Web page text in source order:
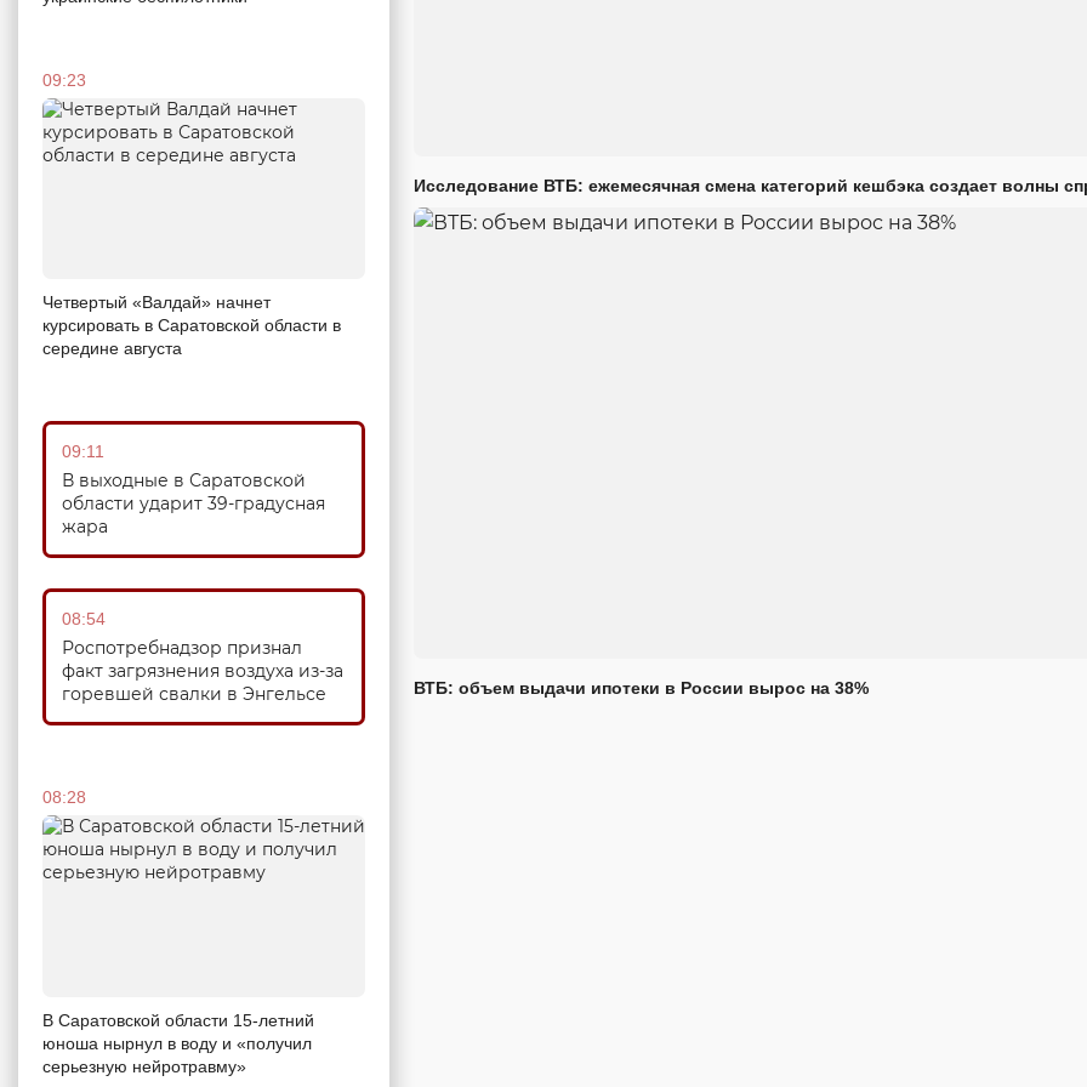
09:23
Четвертый «Валдай» начнет
курсировать в Саратовской области в
середине августа
09:11
В выходные в Саратовской
области ударит 39-градусная
жара
08:54
Роспотребнадзор признал
факт загрязнения воздуха из-за
горевшей свалки в Энгельсе
08:28
В Саратовской области 15-летний
юноша нырнул в воду и «получил
серьезную нейротравму»
Исследование ВТБ: ежемесячная смена категорий кешбэка создает волны
ВТБ: объем выдачи ипотеки в России вырос на 38%